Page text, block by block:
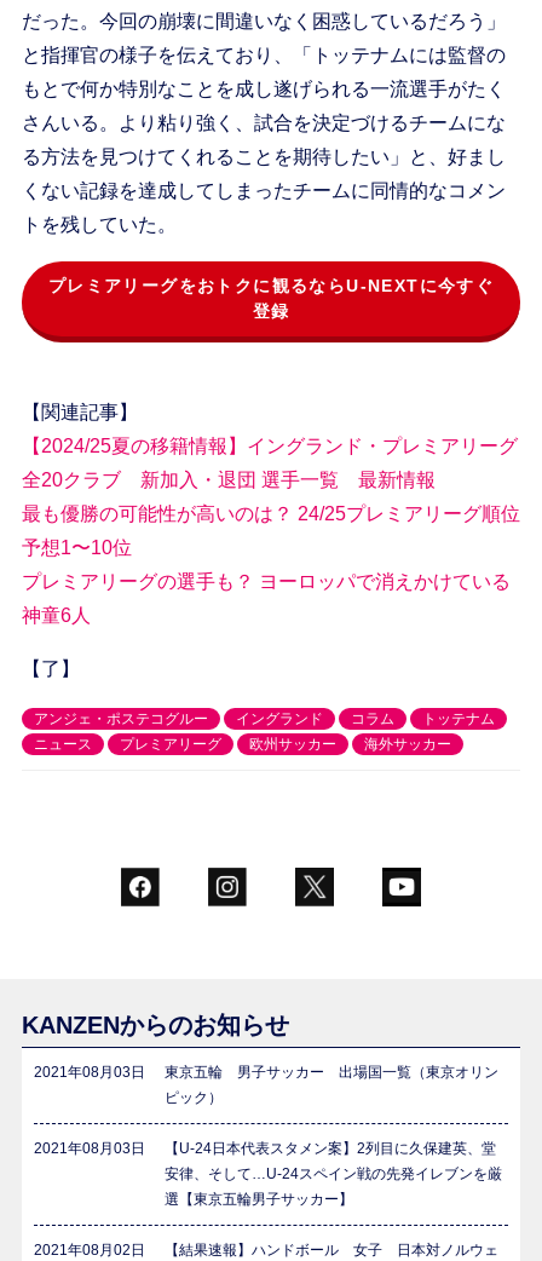
だった。今回の崩壊に間違いなく困惑しているだろう」
と指揮官の様子を伝えており、「トッテナムには監督の
もとで何か特別なことを成し遂げられる一流選手がたく
さんいる。より粘り強く、試合を決定づけるチームにな
る方法を見つけてくれることを期待したい」と、好まし
くない記録を達成してしまったチームに同情的なコメン
トを残していた。
プレミアリーグをおトクに観るならU-NEXTに今すぐ
登録
【関連記事】
【2024/25夏の移籍情報】イングランド・プレミアリーグ
全20クラブ 新加入・退団 選手一覧 最新情報
最も優勝の可能性が高いのは？ 24/25プレミアリーグ順位
予想1〜10位
プレミアリーグの選手も？ ヨーロッパで消えかけている
神童6人
【了】
アンジェ・ポステコグルー イングランド コラム
トッテナム
ニュース
プレミアリーグ 欧州サッカー 海外サッカー
KANZENからのお知らせ
2021年08月03日
東京五輪 男子サッカー 出場国一覧（東京オリン
ピック）
2021年08月03日
【U-24日本代表スタメン案】2列目に久保建英、堂
安律、そして…U-24スペイン戦の先発イレブンを厳
選【東京五輪男子サッカー】
2021年08月02日
【結果速報】ハンドボール 女子 日本対ノルウェ